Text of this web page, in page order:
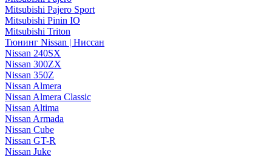
Mitsubishi Pajero Sport
Mitsubishi Pinin IO
Mitsubishi Triton
Тюнинг Nissan | Ниссан
Nissan 240SX
Nissan 300ZX
Nissan 350Z
Nissan Almera
Nissan Almera Classic
Nissan Altima
Nissan Armada
Nissan Cube
Nissan GT-R
Nissan Juke